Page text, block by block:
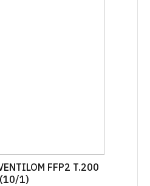
FFP2 T.200
(10/1)